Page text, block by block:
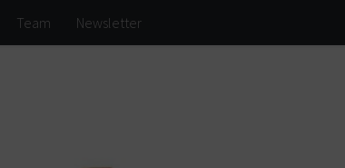
Team Newsletter